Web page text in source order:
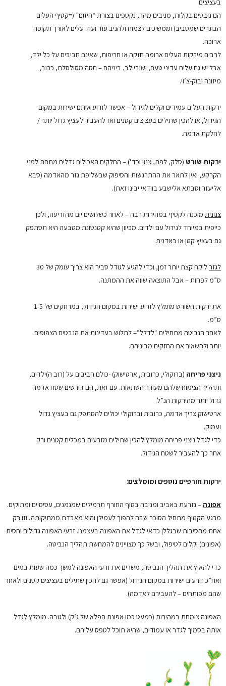
הם נובטים בקלות, מניבים מהר, נקטפים בצורת “חיזום” (=קטיף העלים
הבוגרים שמסביב) וממשיכים לצמוח ולהניב עוד ועוד עלים לאורך תקופה
ארוכה.
לרבים מירקות העלים ארומה חזקה או חריפות, שאינם חביבים על כל ילד,
אבל יש גם עלים עדיני טעם, ושובי לב, ביניהם – חסה מסולסלת, כרוב,
מיזונה ובוק-צ’וי.
ירקות העלים עמידים וקלים לגידול – אפשר לזרוע אותם ישירות במקום
הגידול, או להכין שתילים בעציצים קטנים ואז להעביר לעציץ גדול יותר /
לחלקת אדמה.
ירקות שורש (סלק, לפת, צנון וכד’) – החלקים האכילים גדלים מתחת לפני
הקרקע, ואין לתאר את ההתרגשות והסיפוק שבשליפת גזר מהאדמה (סבא
אליעזר וסבתא אלישבע בוודאי יבינו זאת).
צנונית מוכנה לקטיף במהירות רבה – לאחר כשלושים יום מהזריעה, ולכן
כייפית במיוחד לגידול עם ילדים. מכיוון שהיא קטנטונת מטבעה היא תסתפק
גם בעציץ קטן או באדנית.
לגזר
לוקח קצת יותר זמן, וכדי להגיע לגודל סביר הוא צריך עומק של 30
ס”מ לפחות – אבל התוצאה שווה את ההמתנה.
את ירקות השורש מומלץ לזרוע ישירות במקום הגידול, במרחקים של 1-5
ס”מ.
לאחר הנביטה מתחילים “לדלל”= לתלוש בעדינות את הנבטים הצפופים
יותר ולהשאיר את החזקים מביניהם.
ניצני פריחה (ברוקולי, כרובית, ארטישוק) -כולם חביבים על (רוב ה)ילדים,
ותהליך הצימוח שלהם מעורר השתאות. עם זאת, הם דורשים שטח אדמה
גדול יותר מהירקות הנ”ל.
ארטישוק צריך אדמה, כרובית וברוקולי יכולים להסתפק גם בעציץ גדול
ועמוק.
כדי לגדל ניצני פריחה מומלץ להכין שתילים מזרעים במכלים קטנים ורק
אחר כך להעביר לשטח הגידול.
ירקות חורפיים נוספים ומומלצים:
אפונה – נזרעת באביב ומניבה בסוף החורף תרמילים שמנמנים, עסיסיים ומתוקים.
מרגע הקטיף מתחיל הסוכר שבה להפוך לעמילן והיא מאבדת ממתיקותה, וזו רק
אחת מהסיבות שבגללן כדאי לגדל את האפונה בעצמנו. זרעי האפונה גדולים יחסית
(אפונים) וקלים לטיפול, ובשל כך מצויינים להמחשת תהליך הנביטה.
כדי להאיץ את תהליך הנביטה, משרים את זרעי האפונה למשך כמה שעות במים
ואח”כ זורעים ישירות במקום הגידול (אפשר גם להכין שתילים בעציצים קטנים ולאחר
שהם מפותחים – להעבירם לאדמה).
האפונה צומחת במהירות (כמעט כמו אפונת הפלא של ג’ק) ולגובה. מומלץ לגדל
אותה בסמוך לגדר או עמודים, שהיא תוכל לטפס עליהם.